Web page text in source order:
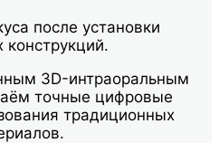
после установки
конструкций.
3D-интраоральным
точные цифровые
традиционных